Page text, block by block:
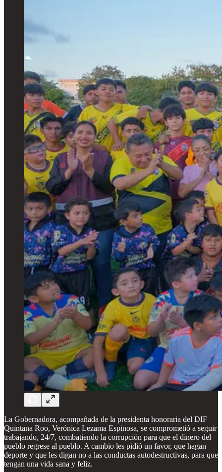
La Gobernadora, acompañada de la presidenta honoraria del DIF
Quintana Roo, Verónica Lezama Espinosa, se comprometió a seguir
trabajando, 24/7, combatiendo la corrupción para que el dinero del
pueblo regrese al pueblo. A cambio les pidió un favor, que hagan
deporte y que les digan no a las conductas autodestructivas, para que
tengan una vida sana y feliz.